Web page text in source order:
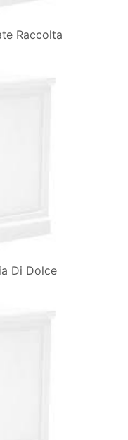
Raccolta
Di Dolce